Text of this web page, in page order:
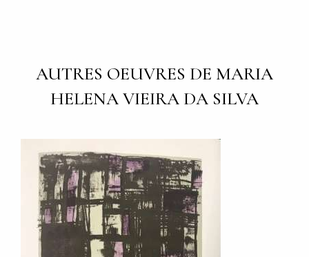
AUTRES OEUVRES DE MARIA
HELENA VIEIRA DA SILVA